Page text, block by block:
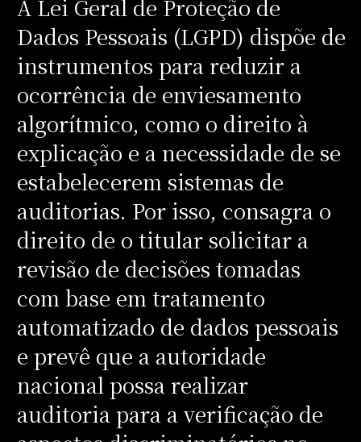
A Lei Geral de Proteção de
Dados Pessoais (LGPD) dispõe de
instrumentos para reduzir a
ocorrência de enviesamento
algorítmico, como o direito à
explicação e a necessidade de se
estabelecerem sistemas de
auditorias. Por isso, consagra o
direito de o titular solicitar a
revisão de decisões tomadas
com base em tratamento
automatizado de dados pessoais
e prevê que a autoridade
nacional possa realizar
auditoria para a verificação de